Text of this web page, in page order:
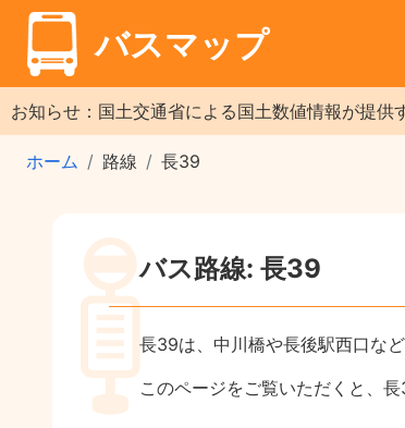
バスマップ
お知らせ：国土交通省による国土数値情報が提供
ホーム 路線 長39
バス路線: 長39
長39は、中川橋や長後駅西口な
このページをご覧いただくと、